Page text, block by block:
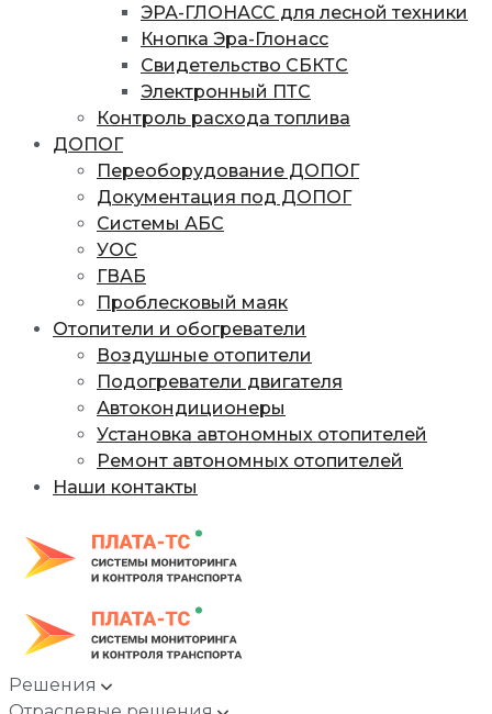
ЭРА-ГЛОНАСС для лесной техники
Кнопка Эра-Глонасс
Свидетельство СБКТС
Электронный ПТС
Контроль расхода топлива
ДОПОГ
Переоборудование ДОПОГ
Документация под ДОПОГ
Системы АБС
УОС
ГВАБ
Проблесковый маяк
Отопители и обогреватели
Воздушные отопители
Подогреватели двигателя
Автокондиционеры
Установка автономных отопителей
Ремонт автономных отопителей
Наши контакты
Решения